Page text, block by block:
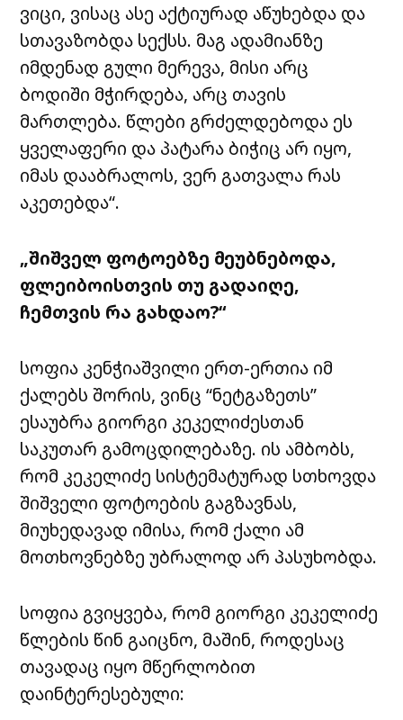
ვიცი, ვისაც ასე აქტიურად აწუხებდა და
სთავაზობდა სექსს. მაგ ადამიანზე
იმდენად გული მერევა, მისი არც
ბოდიში მჭირდება, არც თავის
მართლება. წლები გრძელდებოდა ეს
ყველაფერი და პატარა ბიჭიც არ იყო,
იმას დააბრალოს, ვერ გათვალა რას
აკეთებდა“.
„შიშველ ფოტოებზე მეუბნებოდა,
ფლეიბოისთვის თუ გადაიღე,
ჩემთვის რა გახდაო?“
სოფია კენჭიაშვილი ერთ-ერთია იმ
ქალებს შორის, ვინც “ნეტგაზეთს”
ესაუბრა გიორგი კეკელიძესთან
საკუთარ გამოცდილებაზე. ის ამბობს,
რომ კეკელიძე სისტემატურად სთხოვდა
შიშველი ფოტოების გაგზავნას,
მიუხედავად იმისა, რომ ქალი ამ
მოთხოვნებზე უბრალოდ არ პასუხობდა.
სოფია გვიყვება, რომ გიორგი კეკელიძე
წლების წინ გაიცნო, მაშინ, როდესაც
თავადაც იყო მწერლობით
დაინტერესებული: